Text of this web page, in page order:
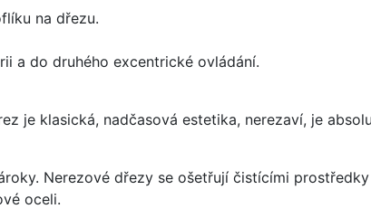
na dřezu.
a do druhého excentrické ovládání.
je klasická, nadčasová estetika, nerezaví, je
Nerezové dřezy se ošetřují čistícími
oceli.